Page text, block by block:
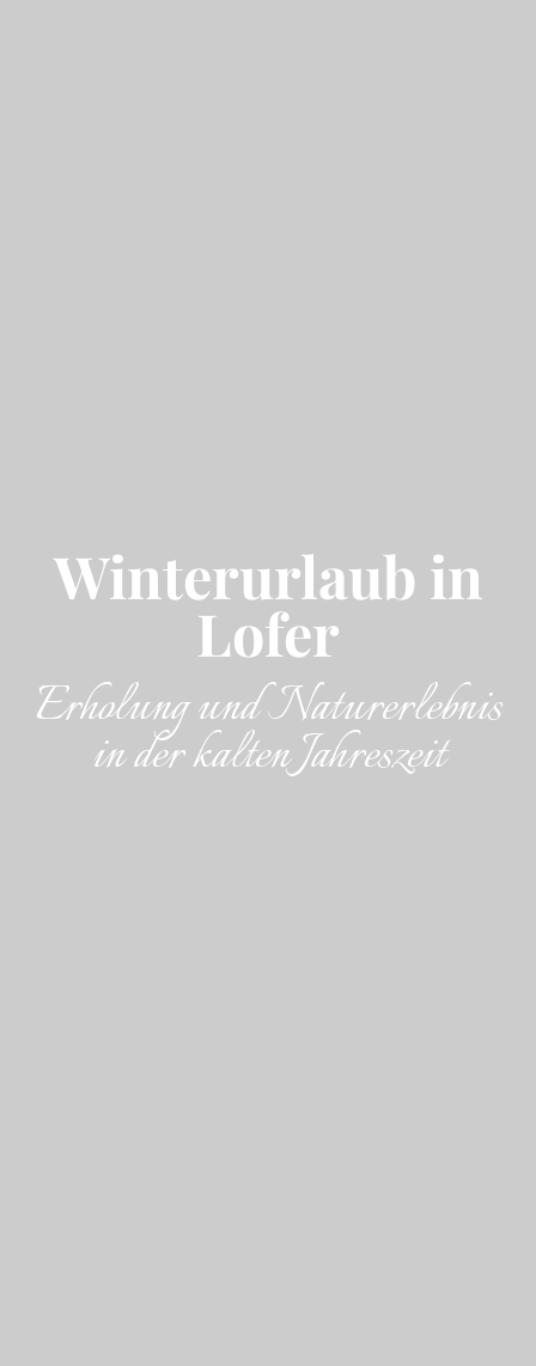
Winterurlaub in
Lofer
Erholung und Naturerlebnis
Lofer
Erholung und Naturerlebnis
in der kalten Jahreszeit